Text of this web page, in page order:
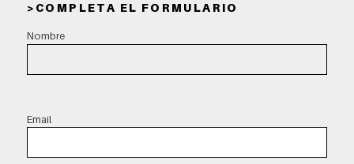
> C O M P L E T A E L F O R M U L A R I O
Nombre
Email